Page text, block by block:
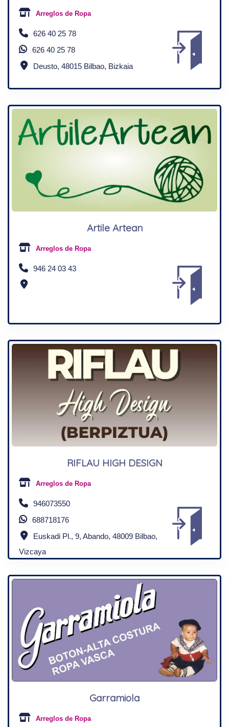
Arreglos de Ropa
626 40 25 78
626 40 25 78
Deusto, 48015 Bilbao, Bizkaia
Artile Artean
Arreglos de Ropa
946 24 03 43
RIFLAU HIGH DESIGN
Arreglos de Ropa
946073550
688718176
Euskadi Pl., 9, Abando, 48009 Bilbao,
Vizcaya
Garramiola
Arreglos de Ropa